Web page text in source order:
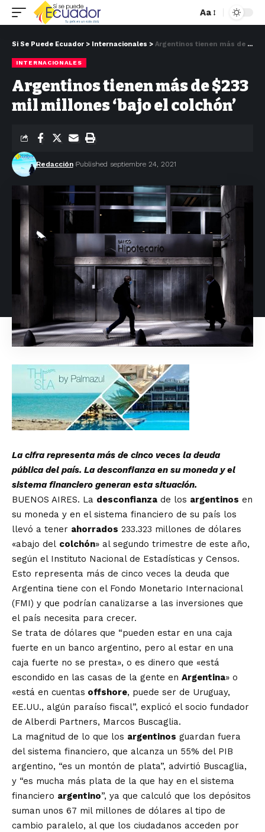
Aa
Si Se Puede Ecuador > Internacionales > Argentinos tienen más de $233 mil millones ‘bajo el colchón’
INTERNACIONALES
Argentinos tienen más de $233
mil millones ‘bajo el colchón’
Redacción Published septiembre 24, 2021
La cifra representa más de cinco veces la deuda
pública del país. La desconfianza en su moneda y el
sistema financiero generan esta situación.
BUENOS AIRES. La desconfianza de los argentinos en
su moneda y en el sistema financiero de su país los
llevó a tener ahorrados 233.323 millones de dólares
«abajo del colchón» al segundo trimestre de este año,
según el Instituto Nacional de Estadísticas y Censos.
Esto representa más de cinco veces la deuda que
Argentina tiene con el Fondo Monetario Internacional
(FMI) y que podrían canalizarse a las inversiones que
el país necesita para crecer.
Se trata de dólares que “pueden estar en una caja
fuerte en un banco argentino, pero al estar en una
caja fuerte no se presta», o es dinero que «está
escondido en las casas de la gente en Argentina» o
«está en cuentas offshore, puede ser de Uruguay,
EE.UU., algún paraíso fiscal”, explicó el socio fundador
de Alberdi Partners, Marcos Buscaglia.
La magnitud de lo que los argentinos guardan fuera
del sistema financiero, que alcanza un 55% del PIB
argentino, “es un montón de plata”, advirtió Buscaglia,
y “es mucha más plata de la que hay en el sistema
financiero argentino”, ya que calculó que los depósitos
suman unos 67 mil millones de dólares al tipo de
cambio paralelo, al que los ciudadanos acceden por